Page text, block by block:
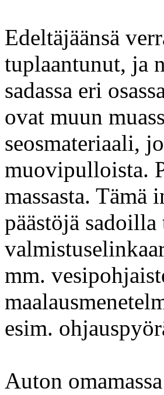
Edeltäjäänsä
tuplaantunut, ja
sadassa eri
ovat muun
seosmateriaali,
muovipulloista.
massasta. Tämä
päästöjä
mm.
esim.
Auton